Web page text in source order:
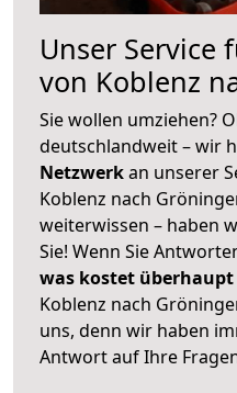
Unser Service
von Koblenz
Sie wollen umziehen?
deutschlandweit – wir
Netzwerkan unserer
Koblenz nach
weiterwissen – haben
Sie! Wenn Sie
was kostet
Koblenz nach
uns, denn wir haben
Antwort auf Ihre